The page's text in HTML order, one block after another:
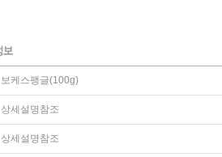
보케스팽글(100g)
상세설명참조
상세설명참조